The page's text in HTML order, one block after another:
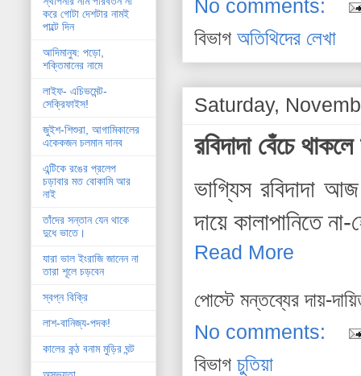
No comments:
বিভাগঅতিথিদের লেখা
Saturday,
রবিদাদা বেঁচে
ভাগ্যিস রবিদাদা
দায়ে কালাপানিতে
Read More
পোস্টে মন্তব্যের দায়-
No comments:
বিভাগচুতিয়া
করে গোটা দেশটার নামই
পাল্টে দিন
আদিমানুষ: পড়ো,
শক্তিমানের নামে
লাইফ- এচিভমেন্ট-
সেক্রিফাইস!
জুইশ-শিশুরা, আগামিকালের
একেকজন চলমান দানব
এন্টিকে রঙের প্রলেপ
চড়াবার মত বোকামি আর
নাই
তাঁদের সন্তান যেন থাকে
দুধে ভাতে।
যারা ভাল ইংরাজি জানেন না
তারা শূলে চড়বেন
স্বপ্ন বিক্রি
লাশ-বানিজ্য-পদক!
কালের কন্ঠ বনাম মুড়ির ঘন্ট